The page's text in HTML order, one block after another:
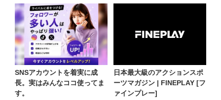
SNSアカウントを着実に成
長。実はみんなココ使ってま
す。
日本最大級のアクションスポ
ーツマガジン | FINEPLAY [フ
ァインプレー]